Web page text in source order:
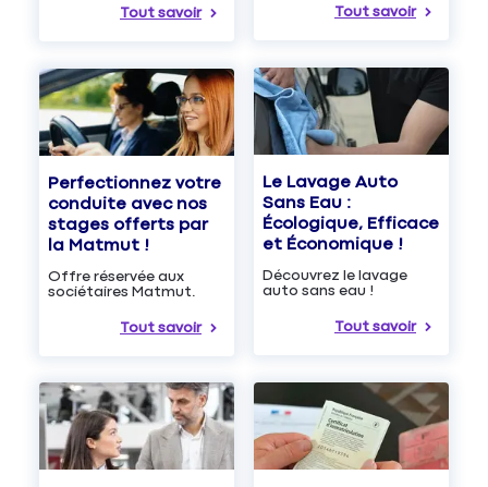
Tout savoir Tout savoir
Perfectionnez votre
conduite avec nos
stages offerts par
la Matmut !
Offre réservée aux
sociétaires Matmut.
Tout savoir
Le Lavage Auto
Sans Eau :
Écologique, Efficace
et Économique !
Découvrez le lavage
auto sans eau !
Tout savoir